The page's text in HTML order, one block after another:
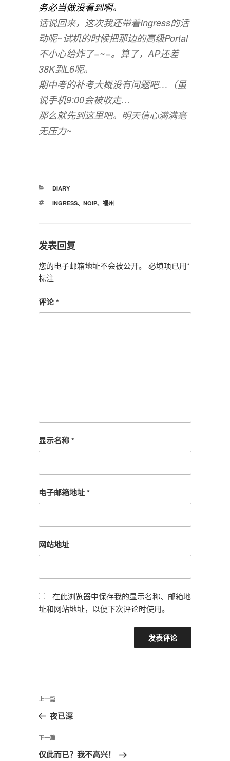
务必当做没看到啊。
话说回来，这次我还带着Ingress的活
动呢~试机的时候把那边的高级Portal
不小心给炸了=~=。算了，AP还差
38K到L6呢。
期中考的补考大概没有问题吧…（虽
说手机9:00会被收走…
那么就先到这里吧。明天信心满满毫
无压力~
分
DIARY
标
INGRESS、NOIP、福州
发表回复
您的电子邮箱地址不会被公开。 必填项已用*
标注
评论*
显示名称*
电子邮箱地址*
网站地址
在此浏览器中保存我的显示名称、邮箱地
址和网站地址，以便下次评论时使用。
文
导
航
上
一
文
章
上一篇
夜已深
下
一
下一篇
仅此而已？我不高兴！